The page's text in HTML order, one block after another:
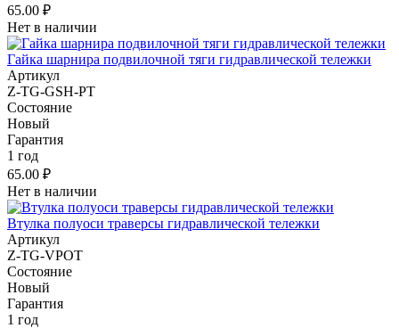
65.00 ₽
Нет в наличии
Гайка шарнира подвилочной тяги гидравлической тележки
Артикул
Z-TG-GSH-PT
Состояние
Новый
Гарантия
1 год
65.00 ₽
Нет в наличии
Втулка полуоси траверсы гидравлической тележки
Артикул
Z-TG-VPOT
Состояние
Новый
Гарантия
1 год